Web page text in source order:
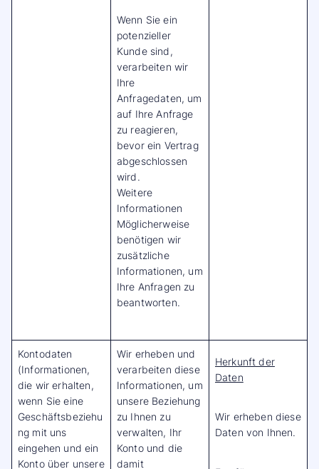
Wenn Sie ein
potenzieller
Kunde sind,
verarbeiten wir
Ihre
Anfragedaten, um
auf Ihre Anfrage
zu reagieren,
bevor ein Vertrag
abgeschlossen
wird.
Weitere
Informationen
Möglicherweise
benötigen wir
zusätzliche
Informationen, um
Ihre Anfragen zu
beantworten.
Kontodaten
(Informationen,
die wir erhalten,
wenn Sie eine
Geschäftsbeziehu
ng mit uns
eingehen und ein
Konto über unsere
Wir erheben und
verarbeiten diese
Informationen, um
unsere Beziehung
zu Ihnen zu
verwalten, Ihr
Konto und die
damit
Herkunft der
Daten
Wir erheben diese
Daten von Ihnen.